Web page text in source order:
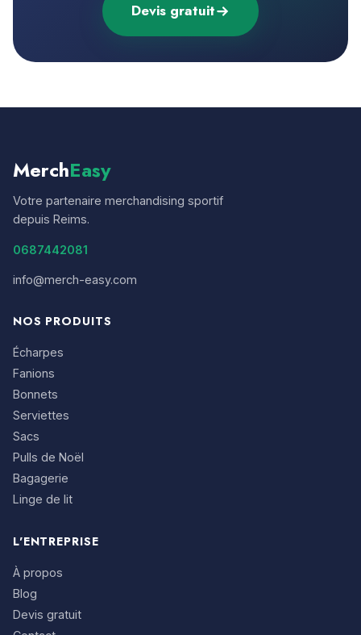
Devis gratuit
MerchEasy
Votre partenaire merchandising sportif
depuis Reims.
0687442081
info@merch-easy.com
NOS PRODUITS
Écharpes
Fanions
Bonnets
Serviettes
Sacs
Pulls de Noël
Bagagerie
Linge de lit
L'ENTREPRISE
À propos
Blog
Devis gratuit